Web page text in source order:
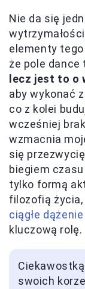
Nie da się
elementy
że pole dance
lecz jest to o
aby wykonać
co z kolei
wcześniej
wzmacnia
się
biegiem
tylko formą
filozofią
ciągłe
kluczową rolę.
swoich